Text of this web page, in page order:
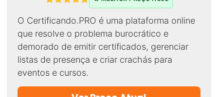
O Certificando.PRO é uma plataforma online
que resolve o problema burocrático e
demorado de emitir certificados, gerenciar
listas de presença e criar crachás para
eventos e cursos.